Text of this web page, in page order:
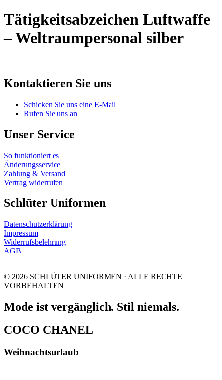
Tätigkeitsabzeichen Luftwaffe
– Weltraumpersonal silber
Kontaktieren Sie uns
Schicken Sie uns eine E-Mail
Rufen Sie uns an
Unser Service
So funktioniert es
Änderungsservice
Zahlung & Versand
Vertrag widerrufen
Schlüter Uniformen
Datenschutzerklärung
Impressum
Widerrufsbelehrung
AGB
© 2026 SCHLÜTER UNIFORMEN · ALLE RECHTE
VORBEHALTEN
Mode ist vergänglich. Stil niemals.
COCO CHANEL
Weihnachtsurlaub